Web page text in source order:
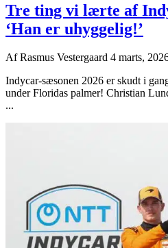
Tre ting vi lærte af
‘Han er uhyggelig!’
AfRasmus Vestergaard 4 marts,
Indycar-sæsonen 2026 er skudt i
under Floridas palmer! Christian
...